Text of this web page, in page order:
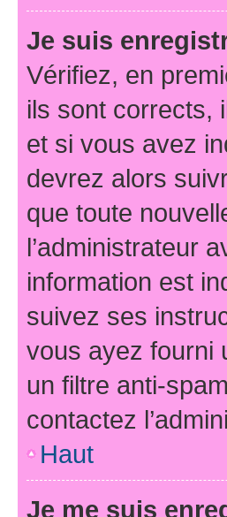
Je suis
Vérifiez, en
ils sont corrects,
et si vous avez
devrez alors
que toute
l’administrateur
information est
suivez ses
vous ayez fourni
un filtre anti-
contactez
Haut
Je me suis